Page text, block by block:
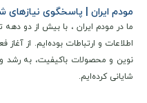
مودم ایران | پاسخگوی نیازهای
ما در مودم ایران ، با بیش از دو
اطلاعات و ارتباطات بوده‌ایم. از آغاز
نوین و محصولات باکیفیت، به رشد
شایانی کرده‌ایم.